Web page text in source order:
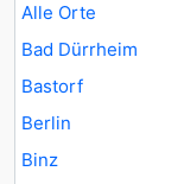
Alle Orte
Bad Dürrheim
Bastorf
Berlin
Binz